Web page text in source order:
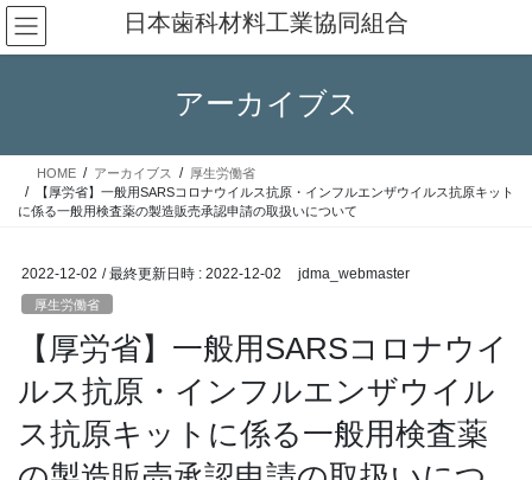
コ
ン
テ
ス
ナ
ビ
ゲ
ン
日本歯科材料工業協同組合
アーカイブス
HOME アーカイブス
厚生労働省
【厚労省】一般用SARSコロナウイルス抗原・インフルエンザウイルス抗原キット
に係る一般用検査薬の製造販売承認申請の取扱いについて
2022-12-02 / 最終更新日時 : 2022-12-02 jdma_webmaster
厚生労働省
【厚労省】一般用SARSコロナウイ
ルス抗原・インフルエンザウイル
ス抗原キットに係る一般用検査薬